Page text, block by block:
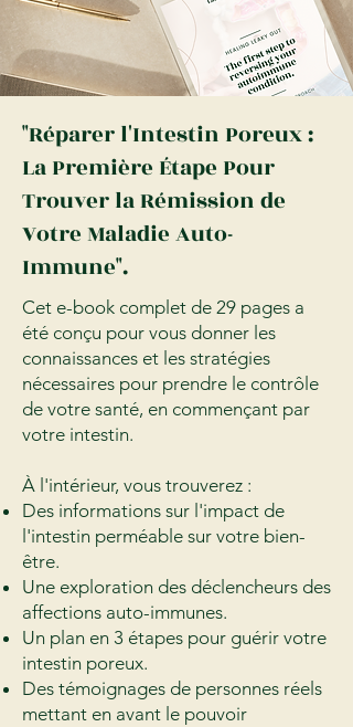
"Réparer l'Intestin Poreux :
La Première Étape Pour
Trouver la Rémission de
Votre Maladie Auto-
Immune".
Cet e-book complet de 29 pages a
été conçu pour vous donner les
connaissances et les stratégies
nécessaires pour prendre le contrôle
de votre santé, en commençant par
votre intestin.
À l'intérieur, vous trouverez :
Des informations sur l'impact de
l'intestin perméable sur votre bien-
être.
Une exploration des déclencheurs des
affections auto-immunes.
Un plan en 3 étapes pour guérir votre
intestin poreux.
Des témoignages de personnes réels
mettant en avant le pouvoir